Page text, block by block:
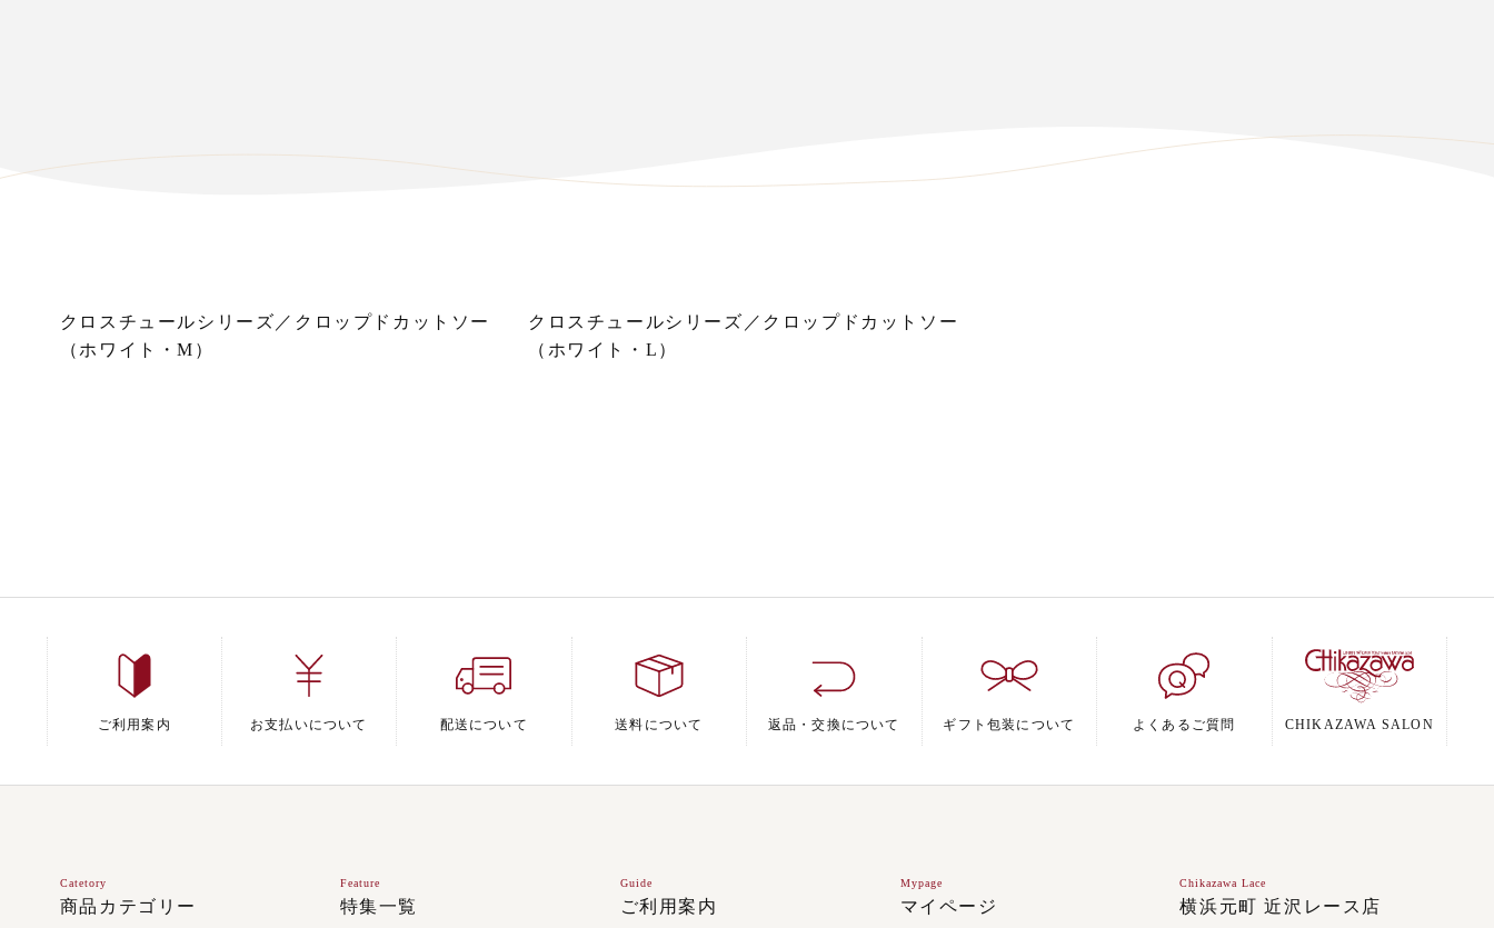
クロスチュールシリーズ／クロップドカットソー
（ホワイト・M）
クロスチュールシリーズ／クロップドカットソー
（ホワイト・L）
ご利用案内 お支払いについて 配送について 送料について 返品・交換について ギフト包装について よくあるご質問 CHIKAZAWA SALON
Catetory
商品カテゴリー
Feature
特集一覧
Guide
ご利用案内
Mypage
マイページ
Chikazawa Lace
横浜元町 近沢レース店